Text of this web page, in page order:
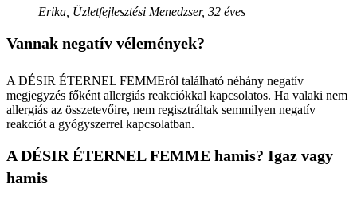
Erika, Üzletfejlesztési Menedzser, 32 éves
Vannak negatív vélemények?
A DÉSIR ÉTERNEL FEMMEról található néhány negatív
megjegyzés főként allergiás reakciókkal kapcsolatos. Ha valaki nem
allergiás az összetevőire, nem regisztráltak semmilyen negatív
reakciót a gyógyszerrel kapcsolatban.
A DÉSIR ÉTERNEL FEMME hamis? Igaz vagy
hamis